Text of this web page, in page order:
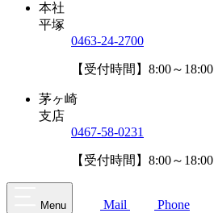
本社
平塚
0463-24-2700
【受付時間】8:00～18:00
茅ヶ崎
支店
0467-58-0231
【受付時間】8:00～18:00
Menu Mail Phone